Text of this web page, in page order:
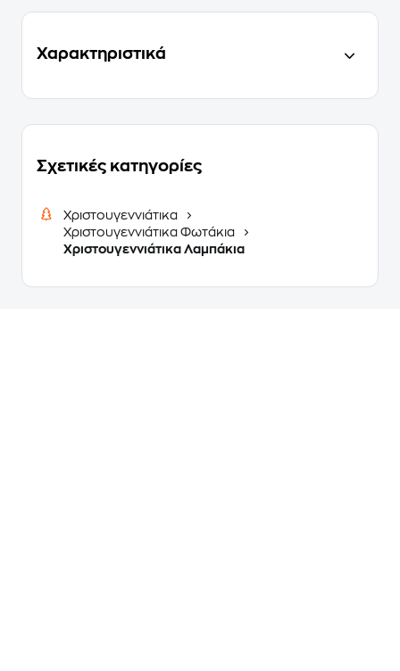
Χαρακτηριστικά
Σχετικές κατηγορίες
Χριστουγεννιάτικα
Χριστουγεννιάτικα Φωτάκια
Χριστουγεννιάτικα Λαμπάκια